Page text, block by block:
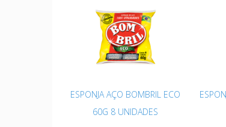
ESPONJA AÇO BOMBRIL ECO
60G 8 UNIDADES